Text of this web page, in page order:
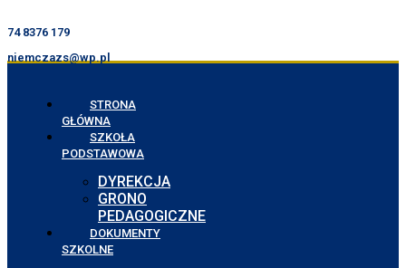
74 8376 179
niemczazs@wp.pl
STRONA
GŁÓWNA
SZKOŁA
PODSTAWOWA
DYREKCJA
GRONO
PEDAGOGICZNE
DOKUMENTY
SZKOLNE